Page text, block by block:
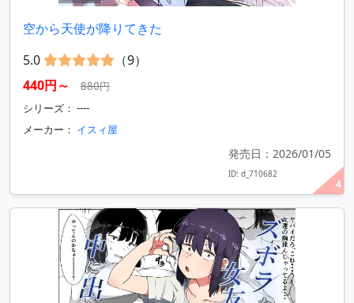
4
空から天使が降りてきた
5.0
（9）
440円～
880円
シリーズ： ----
メーカー： イスィ屋
発売日：2026/01/05
ID: d_710682